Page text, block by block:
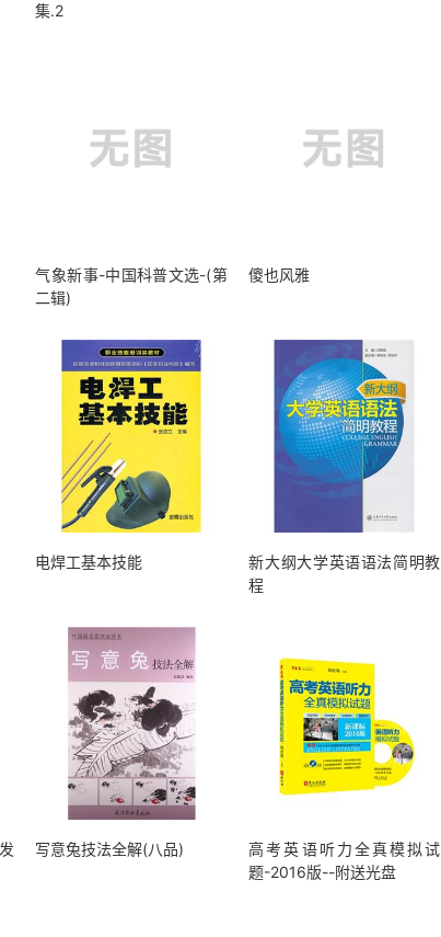
集.2
气象新事-中国科普文选-(第
二辑)
傻也风雅
电焊工基本技能
新大纲大学英语语法简明教
程
写意兔技法全解(八品)
高考英语听力全真模拟试
题-2016版--附送光盘